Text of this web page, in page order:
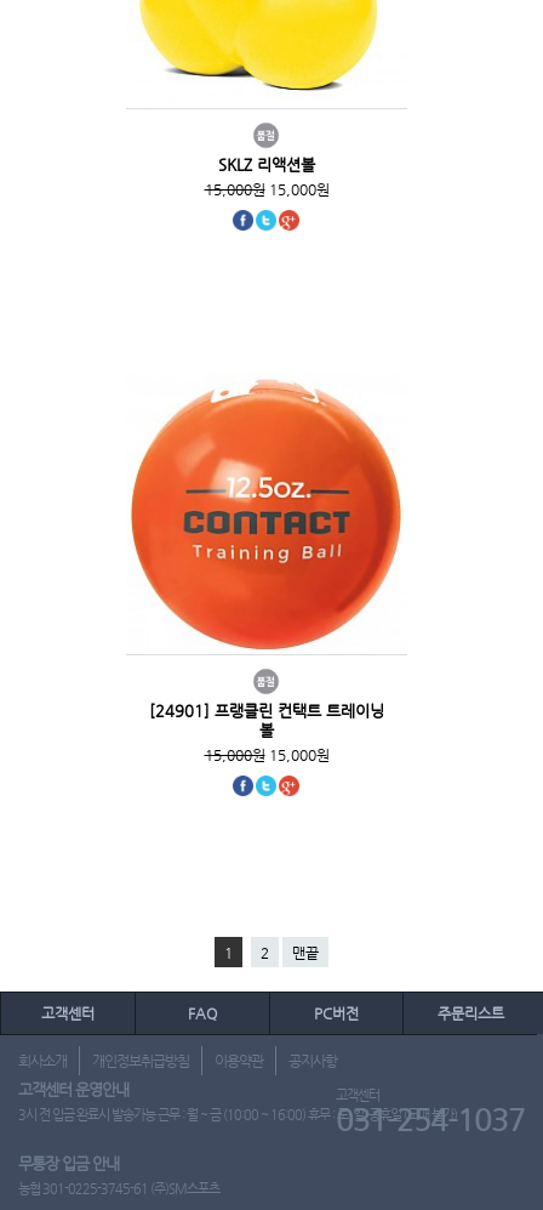
SKLZ 리액션볼
15,000원15,000원
[24901] 프랭클린 컨택트 트레이닝
볼
15,000원15,000원
1 2 맨끝
고객센터 FAQ PC버전 주문리스트
회사소개 개인정보취급방침 이용약관 공지사항
고객센터 운영안내
3시 전 입금 완료시 발송가능 근무 : 월 ~ 금 (10:00 ~ 16:00) 휴무 : 토, 일, 공휴일 (도매 불가)
고객센터
031-254-1037
무통장 입금 안내
농협 301-0225-3745-61 (주)SM스포츠